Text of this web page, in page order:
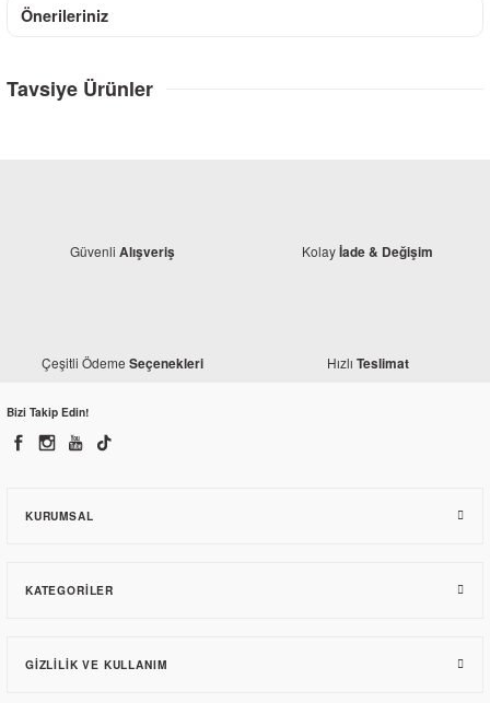
Önerileriniz
Tavsiye Ürünler
KTM Duke 200 Ön Fren Balatası
333,00 TL
KTM Duke 390 Ön Fren Balatası
Güvenli Alışveriş Kolayİade & Değişim
Çeşitli Ödeme Seçenekleri Hızlı Teslimat
Bizi Takip Edin!
KURUMSAL
KATEGORILER
GIZLILIK VE KULLANIM